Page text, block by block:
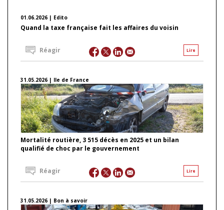
01.06.2026 | Edito
Quand la taxe française fait les affaires du voisin
Lire
Réagir
31.05.2026 | Ile de France
Mortalité routière, 3 515 décès en 2025 et un bilan
qualifié de choc par le gouvernement
Lire
Réagir
31.05.2026 | Bon à savoir